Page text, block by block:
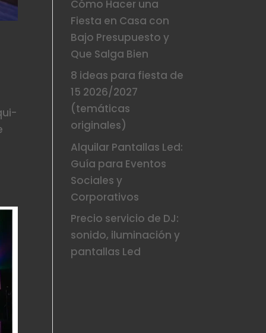
Cómo Hacer una
Fiesta en Casa con
Bajo Presupuesto y
Que Salga Bien
8 ideas para fiesta de
15 2026/2027
(temáticas
originales)
Alquilar Pantallas Led:
Guía para Eventos
Sociales y
Corporativos
Precio servicio de DJ:
sonido, iluminación y
pantallas Led